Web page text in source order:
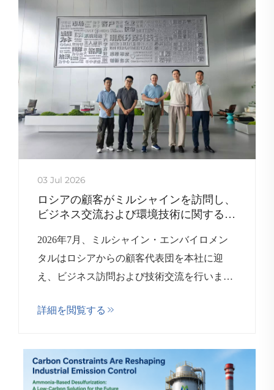
03 Jul 2026
ロシアの顧客がミルシャインを訪問し、
ビジネス交流および環境技術に関する協
2026年7月、ミルシャイン・エンバイロメン
タルはロシアからの顧客代表団を本社に迎
え、ビジネス訪問および技術交流を行いまし
し、相互の能力を理解するとともに、産業分
性について検討する機会となりました。
詳細を閲覧する